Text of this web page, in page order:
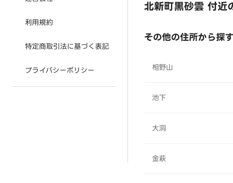
利用規約
特定商取引法に基づく表記
プライバシーポリシー
北新町黒砂雲 付近
その他の住所から探す
相野山
池下
大洞
金萩